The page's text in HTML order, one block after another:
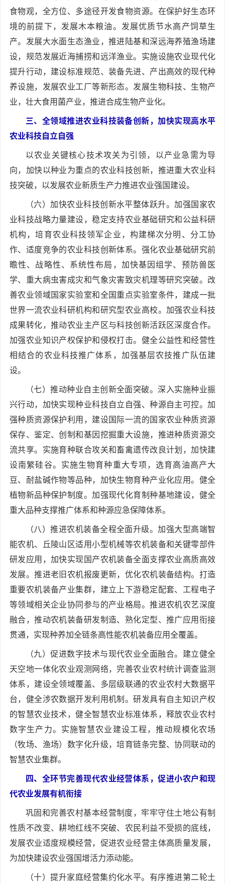
食物观，全方位、多途径开发食物资源。在保护好生态环
境的前提下，发展木本粮油。发展优质节水高产饲草生
产。发展大水面生态渔业，推进陆基和深远海养殖渔场建
设，规范发展近海捕捞和远洋渔业。实施设施农业现代化
提升行动，建设标准规范、装备先进、产出高效的现代种
养设施，发展农业工厂等新形态。发展生物科技、生物产
业，壮大食用菌产业，推进合成生物产业化。
三、全领域推进农业科技装备创新，加快实现高水平
农业科技自立自强
以农业关键核心技术攻关为引领，以产业急需为导
向，加快以种业为重点的农业科技创新，推进重大农业科
技突破，以发展农业新质生产力推进农业强国建设。
（六）加快农业科技创新水平整体跃升。加强国家农
业科技战略力量建设，稳定支持农业基础研究和公益科研
机构，培育农业科技领军企业，构建梯次分明、分工协
作、适度竞争的农业科技创新体系。强化农业基础研究前
瞻性、战略性、系统性布局，加快基因组学、预防兽医
学、重大病虫害成灾和气象灾害致灾机理等研究突破。改
善农业领域国家实验室和全国重点实验室条件，建成一批
世界一流农业科研机构和研究型农业高校。加强农业科技
成果转化，推动农业主产区与科技创新活跃区深度合作。
加强农业知识产权保护和侵权打击。健全公益性和经营性
相结合的农业科技推广体系，加强基层农技推广队伍建
设。
（七）推动种业自主创新全面突破。深入实施种业振
兴行动，加快实现种业科技自立自强、种源自主可控。加
强种质资源保护利用，建设国际一流的国家农业种质资源
保存、鉴定、创制和基因挖掘重大设施，推进种质资源交
流共享。实施育种联合攻关和畜禽遗传改良计划，加快建
设南繁硅谷。实施生物育种重大专项，选育高油高产大
豆、耐盐碱作物等品种，加快生物育种产业化应用。健全
植物新品种保护制度。加强现代化育制种基地建设，健全
重大品种支撑推广体系和种源应急保障体系。
（八）推进农机装备全程全面升级。加强大型高端智
能农机、丘陵山区适用小型机械等农机装备和关键零部件
研发应用，加快实现国产农机装备全面支撑农业高质高效
发展。推进老旧农机报废更新，优化农机装备结构。打造
重要农机装备产业集群，建立上下游稳定配套、工程电子
等领域相关企业协同参与的产业格局。推进农机农艺深度
融合，推动农机装备研发制造、熟化定型、推广应用衔接
贯通，实现种养加全链条高性能农机装备应用全覆盖。
（九）促进数字技术与现代农业全面融合。建立健全
天空地一体化农业观测网络，完善农业农村统计调查监测
体系，建设全领域覆盖、多层级联通的农业农村大数据平
台，健全涉农数据开发利用机制。研发具有自主知识产权
的智慧农业技术，健全智慧农业标准体系，释放农业农村
数字生产力。实施智慧农业建设工程，推动规模化农场
（牧场、渔场）数字化升级，培育链条完整、协同联动的
智慧农业集群。
四、全环节完善现代农业经营体系，促进小农户和现
代农业发展有机衔接
巩固和完善农村基本经营制度，牢牢守住土地公有制
性质不改变、耕地红线不突破、农民利益不受损的底线，
发展农业适度规模经营，促进农业经营主体高质量发展，
为加快建设农业强国增活力添动能。
（十）提升家庭经营集约化水平。有序推进第二轮土